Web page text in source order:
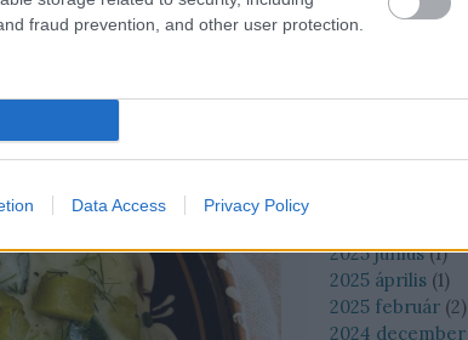
fraud prevention, and other user protection.
Data Access Privacy Policy
2025 június (1)
2025 április (1)
2025 február (2)
2024 december